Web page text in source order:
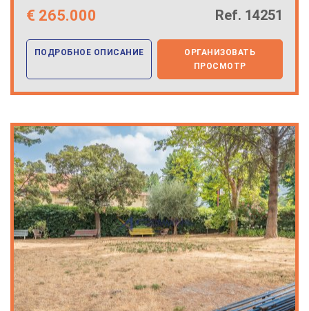
€ 265.000 Ref. 14251
ПОДРОБНОЕ ОПИСАНИЕ
ОРГАНИЗОВАТЬ
ПРОСМОТР